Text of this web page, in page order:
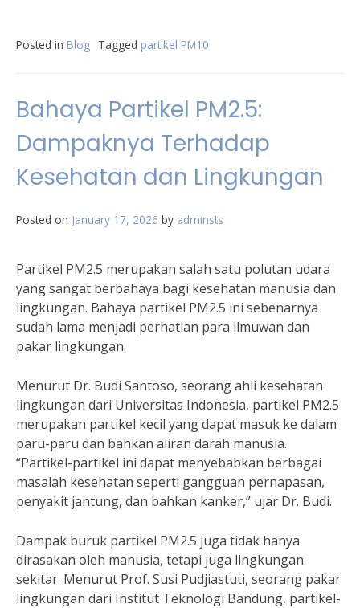
Posted in Blog Tagged partikel PM10
Bahaya Partikel PM2.5:
Dampaknya Terhadap
Kesehatan dan Lingkungan
Posted on January 17, 2026 by adminsts
Partikel PM2.5 merupakan salah satu polutan udara
yang sangat berbahaya bagi kesehatan manusia dan
lingkungan. Bahaya partikel PM2.5 ini sebenarnya
sudah lama menjadi perhatian para ilmuwan dan
pakar lingkungan.
Menurut Dr. Budi Santoso, seorang ahli kesehatan
lingkungan dari Universitas Indonesia, partikel PM2.5
merupakan partikel kecil yang dapat masuk ke dalam
paru-paru dan bahkan aliran darah manusia.
“Partikel-partikel ini dapat menyebabkan berbagai
masalah kesehatan seperti gangguan pernapasan,
penyakit jantung, dan bahkan kanker,” ujar Dr. Budi.
Dampak buruk partikel PM2.5 juga tidak hanya
dirasakan oleh manusia, tetapi juga lingkungan
sekitar. Menurut Prof. Susi Pudjiastuti, seorang pakar
lingkungan dari Institut Teknologi Bandung, partikel-